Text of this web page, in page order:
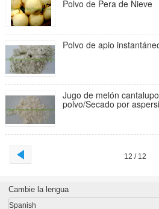
Polvo de Pera de Nieve
Polvo de apio
Jugo de melón
polvo/Secado por
12 / 12
Cambie la lengua
Spanish